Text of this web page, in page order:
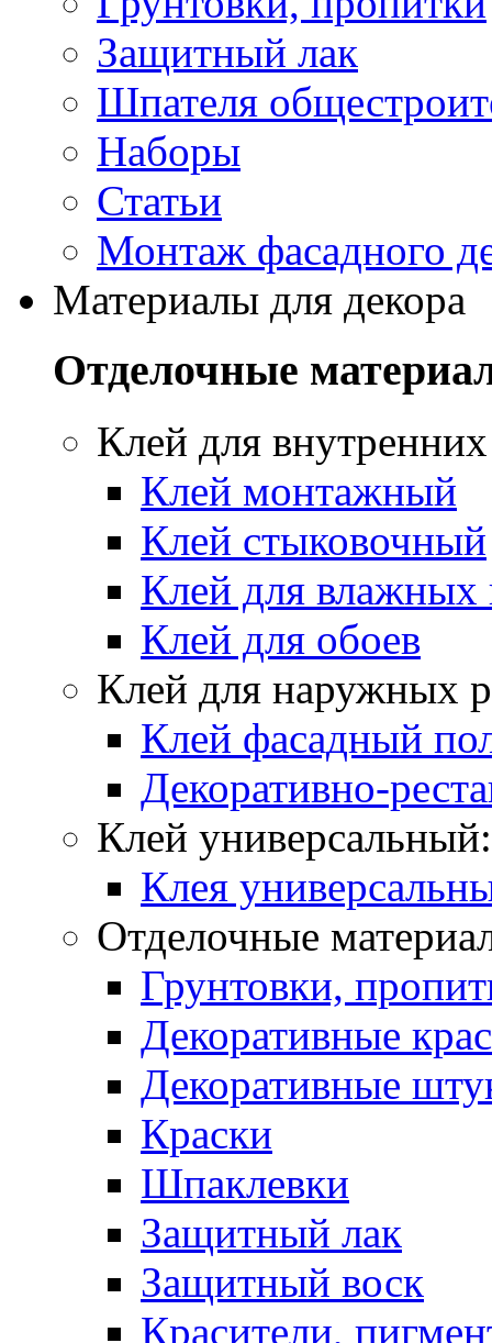
Защитный лак
Шпателя
Наборы
Статьи
Монтаж фасадного
Материалы для декора
Отделочные
Клей для
Клей монтажный
Клей стыковочный
Клей для
Клей для обоев
Клей для наружных
Клей фасадный
Декоративно-
Клей универсальный:
Клея
Отделочные
Грунтовки,
Декоративные
Декоративные
Краски
Шпаклевки
Защитный лак
Защитный воск
Красители,